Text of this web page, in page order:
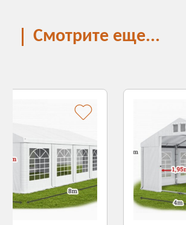
Смотрите еще...